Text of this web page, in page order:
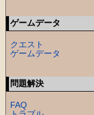
ゲームデータ
クエスト
ゲームデータ
問題解決
FAQ